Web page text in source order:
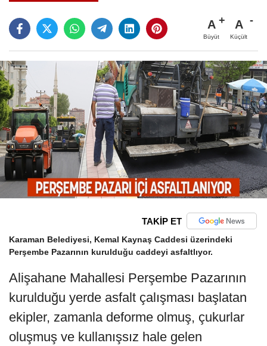
A
Büyüt
A
Küçült
TAKİP ET
Karaman Belediyesi, Kemal Kaynaş Caddesi üzerindeki
Perşembe Pazarının kurulduğu caddeyi asfaltlıyor.
Alişahane Mahallesi Perşembe Pazarının
kurulduğu yerde asfalt çalışması başlatan
ekipler, zamanla deforme olmuş, çukurlar
oluşmuş ve kullanışsız hale gelen